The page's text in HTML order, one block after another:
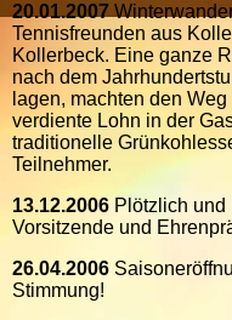
20.01.2007
Tennisfreunden aus
Kollerbeck. Eine ganze
nach dem
lagen, machten den
verdiente Lohn in der
traditionelle
Teilnehmer.
13.12.2006 Plötzlich und
Vorsitzende und
26.04.2006
Stimmung!